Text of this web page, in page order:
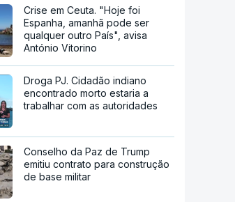
Crise em Ceuta. "Hoje foi
Espanha, amanhã pode ser
qualquer outro País", avisa
António Vitorino
Droga PJ. Cidadão indiano
encontrado morto estaria a
trabalhar com as autoridades
Conselho da Paz de Trump
emitiu contrato para construção
de base militar